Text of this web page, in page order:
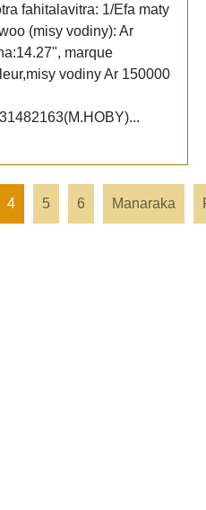
fahitalavitra: 1/Efa maty
(misy vodiny): Ar
marque
vodiny Ar 150000
4 5 6 Manaraka